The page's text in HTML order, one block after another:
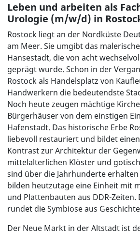
Leben und arbeiten als
Urologie (m/w/d) in
Rostock liegt an der Nordküste
am Meer. Sie umgibt das
Hansestadt, die von acht
geprägt wurde. Schon in der
Rostock als Handelsplatz von
Handwerkern die bedeutendste
Noch heute zeugen mächtige
Bürgerhäuser von dem einstigen
Hafenstadt. Das historische Erbe
liebevoll restauriert und bildet
Kontrast zur Architektur der
mittelalterlichen Klöster und
sind über die Jahrhunderte
bilden heutzutage eine Einheit mit
und Plattenbauten aus DDR-Zeiten.
rundet die Symbiose aus
Der Neue Markt in der Altstadt ist